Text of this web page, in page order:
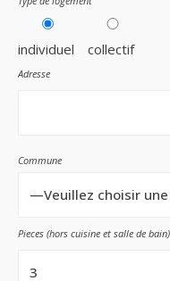
individuel collectif
Adresse
Commune
Pieces (hors cuisine et salle de bain)